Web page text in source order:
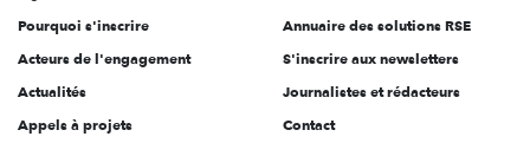
Pourquoi s'inscrire
Acteurs de l'engagement
Actualités
Appels à projets
Annuaire des solutions RSE
S'inscrire aux newsletters
Journalistes et rédacteurs
Contact